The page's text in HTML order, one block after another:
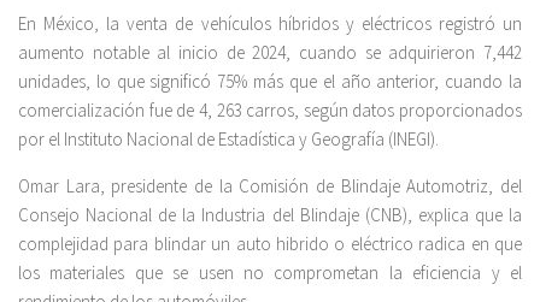
En México, la venta de vehículos híbridos y eléctricos registró un
aumento notable al inicio de 2024, cuando se adquirieron 7,442
unidades, lo que significó 75% más que el año anterior, cuando la
comercialización fue de 4, 263 carros, según datos proporcionados
por el Instituto Nacional de Estadística y Geografía (INEGI).
Omar Lara, presidente de la Comisión de Blindaje Automotriz, del
Consejo Nacional de la Industria del Blindaje (CNB), explica que la
complejidad para blindar un auto hibrido o eléctrico radica en que
los materiales que se usen no comprometan la eficiencia y el